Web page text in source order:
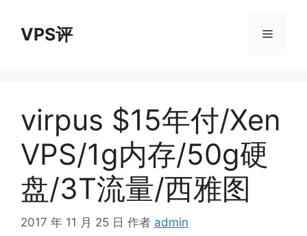
VPS评 菜
virpus $15年付/Xen
VPS/1g内存/50g硬
盘/3T流量/西雅图
2017 年 11 月 25 日 作者 admin